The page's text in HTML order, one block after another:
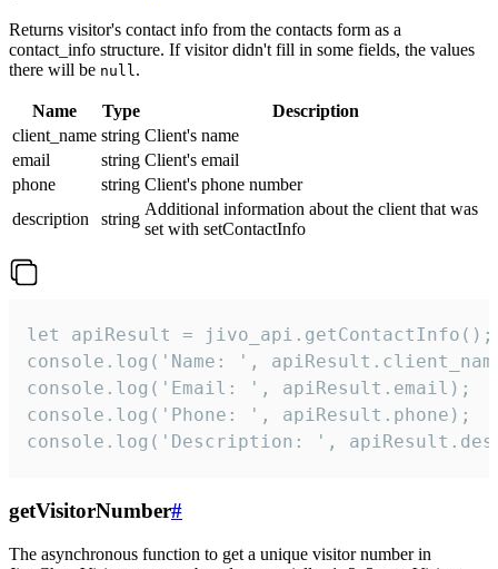
Returns visitor's contact info from the contacts form as a
contact_info structure. If visitor didn't fill in some fields, the values
there will be null.
Name Type
Description
client_name string Client's name
email
string Client's email
phone
string Client's phone number
description
string
Additional information about the client that was
set with setContactInfo
let apiResult = jivo_api.getContactInfo();
console.log('Name: ',
console.log('Email: ', apiResult.email);
console.log('Phone: ', apiResult.phone);
console.log('Description: ',
getVisitorNumber#
The asynchronous function to get a unique visitor number in